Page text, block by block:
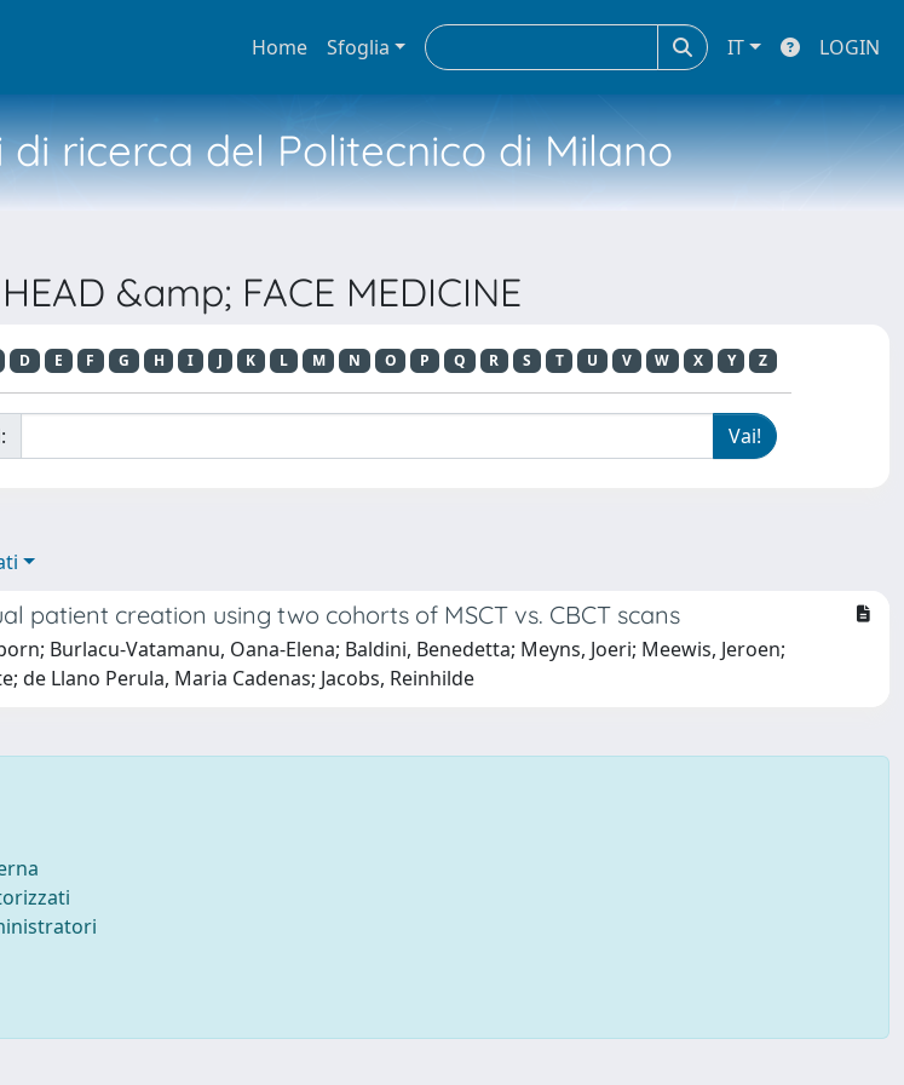
Home Sfoglia IT LOGIN
ricerca del Politecnico di Milano
&amp; FACE MEDICINE
D E F G H I J K L M N O P Q R S T U V W X Y Z
patient creation using two cohorts of MSCT vs. CBCT scans
Burlacu-Vatamanu, Oana-Elena; Baldini, Benedetta; Meyns, Joeri; Meewis, Jeroen;
de Llano Perula, Maria Cadenas; Jacobs, Reinhilde